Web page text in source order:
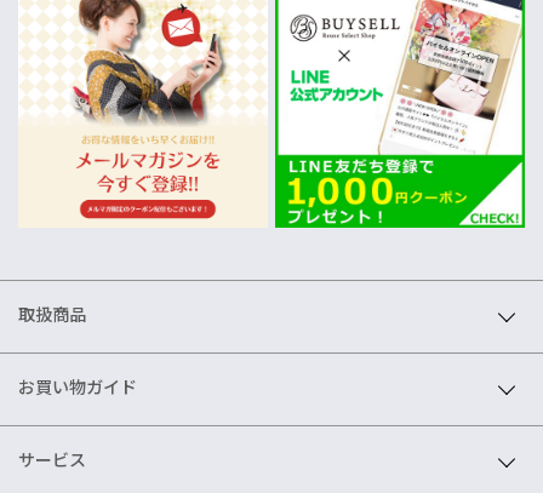
取扱商品
お買い物ガイド
サービス